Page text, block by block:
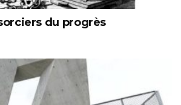
du progrès